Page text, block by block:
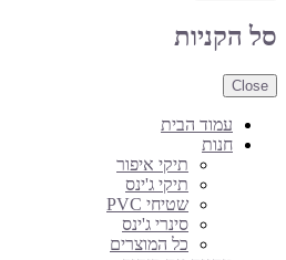
סל הקניות
Close
עמוד הבית
חנות
תיקי איפור
תיקי ג'ינס
שטיחי PVC
סינרי ג'ינס
כל המוצרים